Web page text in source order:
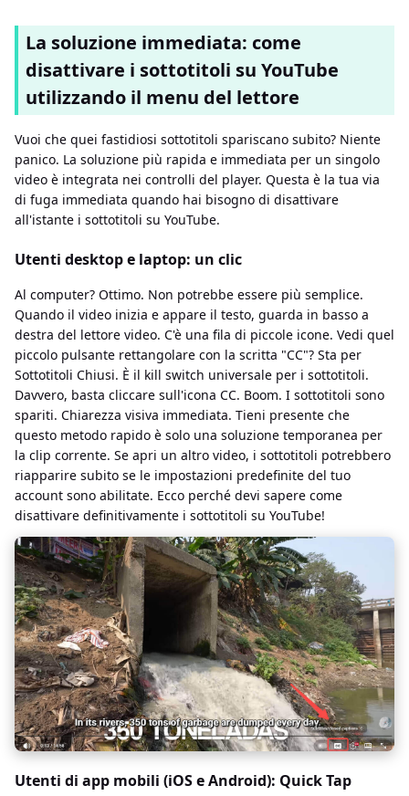
La soluzione immediata: come
disattivare i sottotitoli su YouTube
utilizzando il menu del lettore
Vuoi che quei fastidiosi sottotitoli spariscano subito? Niente
panico. La soluzione più rapida e immediata per un singolo
video è integrata nei controlli del player. Questa è la tua via
di fuga immediata quando hai bisogno di disattivare
all'istante i sottotitoli su YouTube.
Utenti desktop e laptop: un clic
Al computer? Ottimo. Non potrebbe essere più semplice.
Quando il video inizia e appare il testo, guarda in basso a
destra del lettore video. C'è una fila di piccole icone. Vedi quel
piccolo pulsante rettangolare con la scritta "CC"? Sta per
Sottotitoli Chiusi. È il kill switch universale per i sottotitoli.
Davvero, basta cliccare sull'icona CC. Boom. I sottotitoli sono
spariti. Chiarezza visiva immediata. Tieni presente che
questo metodo rapido è solo una soluzione temporanea per
la clip corrente. Se apri un altro video, i sottotitoli potrebbero
riapparire subito se le impostazioni predefinite del tuo
account sono abilitate. Ecco perché devi sapere come
disattivare definitivamente i sottotitoli su YouTube!
Utenti di app mobili (iOS e Android): Quick Tap